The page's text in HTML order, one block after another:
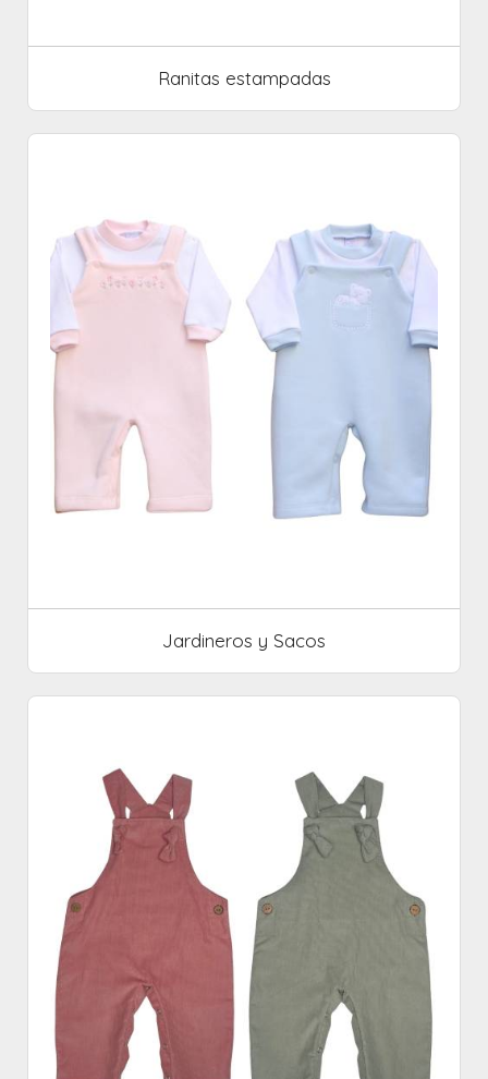
Ranitas estampadas
Jardineros y Sacos